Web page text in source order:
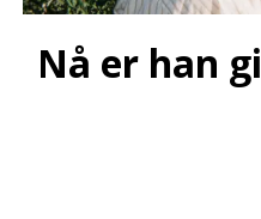
Nå er han